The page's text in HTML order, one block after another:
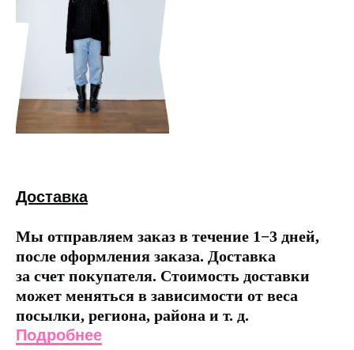
Доставка
Мы отправляем заказ в течение 1−3 дней,
после оформления заказа. Доставка
за счет покупателя. Стоимость доставки
может меняться в зависимости от веса
посылки, региона, района и т. д.
Подробнее